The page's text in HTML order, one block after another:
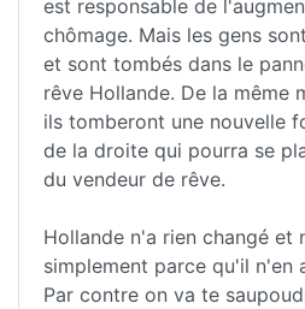
est responsable de
chômage. Mais les gens
et sont tombés dans le
rêve Hollande. De la même
ils tomberont une nouvelle
de la droite qui pourra se
du vendeur de rêve.
Hollande n'a rien changé et
simplement parce qu'il n'en
Par contre on va te